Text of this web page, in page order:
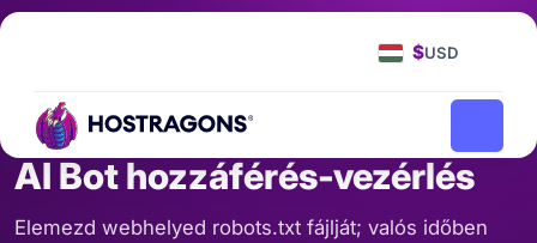
$USD
AI Bot hozzáférés-vezérlés
Elemezd webhelyed robots.txt fájlját; valós időben